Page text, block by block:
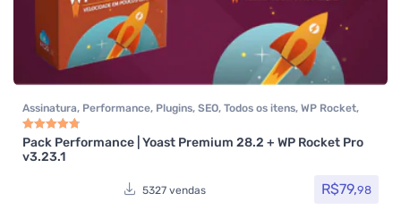
Assinatura, Performance, Plugins, SEO, Todos os itens, WP Rocket,
Yoast SEO
Avaliação
Pack Performance | Yoast Premium 28.2 + WP Rocket Pro
v3.23.1
5327 vendas R$79,98